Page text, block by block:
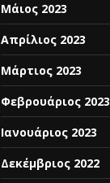
Μάιος 2023
Απρίλιος 2023
Μάρτιος 2023
Φεβρουάριος 2023
Ιανουάριος 2023
Δεκέμβριος 2022